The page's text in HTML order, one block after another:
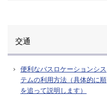
交通
便利なバスロケーションシス
テムの利用方法（具体的に順
を追って説明します）